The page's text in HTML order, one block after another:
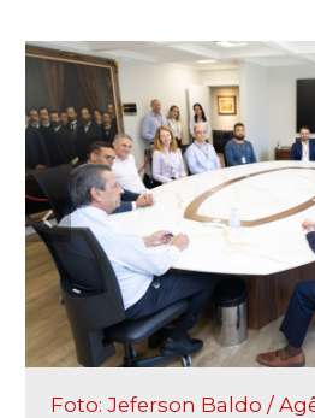
Foto: Jeferson Baldo /